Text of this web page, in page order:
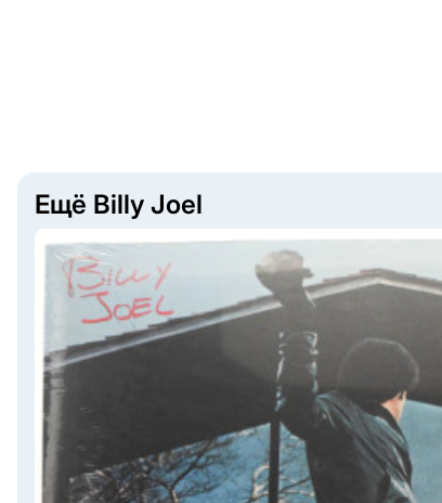
Ещё Billy Joel